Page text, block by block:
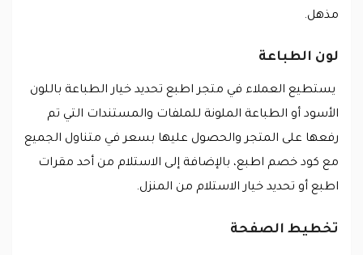
مذهل.
لون الطباعة
يستطيع العملاء في متجر اطبع تحديد خيار الطباعة باللون
الأسود أو الطباعة الملونة للملفات والمستندات التي تم
رفعها على المتجر والحصول عليها بسعر في متناول الجميع
مع كود خصم اطبع، بالإضافة إلى الاستلام من أحد مقرات
اطبع أو تحديد خيار الاستلام من المنزل.
تخطيط الصفحة